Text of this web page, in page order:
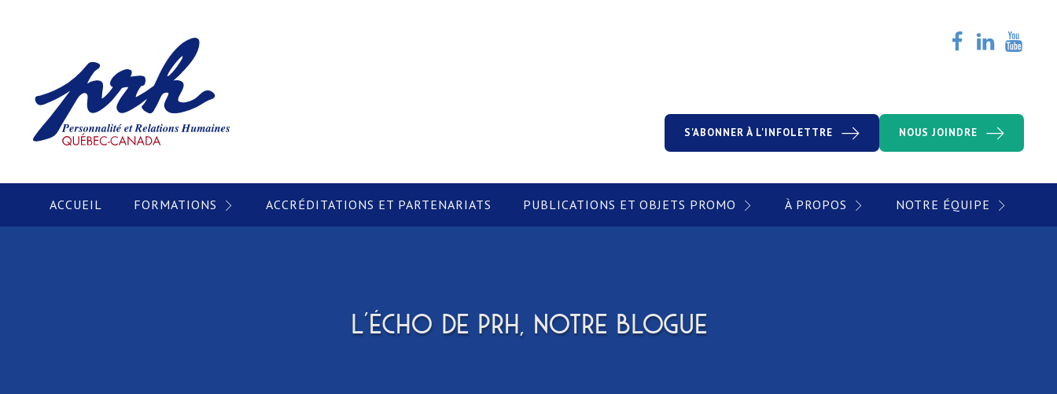
S'ABONNER À L'INFOLETTRE NOUS JOINDRE
ACCUEIL FORMATIONS ACCRÉDITATIONS ET PARTENARIATS PUBLICATIONS ET OBJETS PROMO À PROPOS NOTRE ÉQUIPE
L'ÉCHO DE PRH, NOTRE BLOGUE